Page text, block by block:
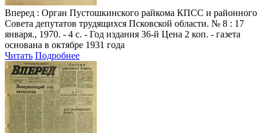
Вперед : Орган Пустошкинского райкома КПСС и районного
Совета депутатов трудящихся Псковской области. № 8 : 17
января., 1970. - 4 с. - Год издания 36-й Цена 2 коп. - газета
основана в октябре 1931 года
Читать Подробнее